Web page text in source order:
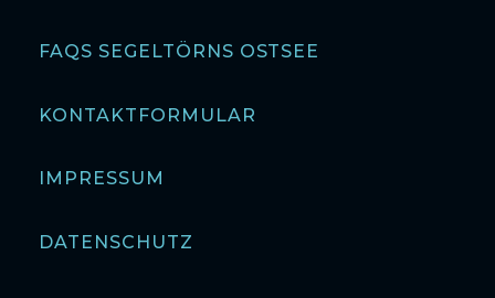
FAQS SEGELTÖRNS OSTSEE
KONTAKTFORMULAR
IMPRESSUM
DATENSCHUTZ